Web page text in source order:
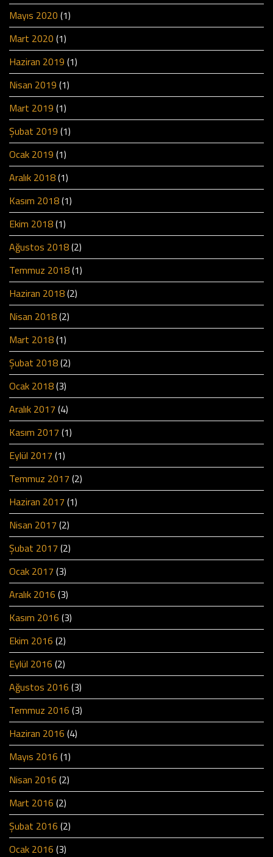
Mayıs 2020 (1)
Mart 2020 (1)
Haziran 2019 (1)
Nisan 2019 (1)
Mart 2019 (1)
Şubat 2019 (1)
Ocak 2019 (1)
Aralık 2018(1)
Kasım 2018(1)
Ekim 2018(1)
Ağustos 2018(2)
Temmuz 2018(1)
Haziran 2018(2)
Nisan 2018(2)
Mart 2018(1)
Şubat 2018(2)
Ocak 2018(3)
Aralık 2017 (4)
Kasım 2017 (1)
Eylül 2017 (1)
Temmuz 2017 (2)
Haziran 2017 (1)
Nisan 2017 (2)
Şubat 2017 (2)
Ocak 2017 (3)
Aralık 2016 (3)
Kasım 2016 (3)
Ekim 2016 (2)
Eylül 2016 (2)
Ağustos 2016 (3)
Temmuz 2016 (3)
Haziran 2016 (4)
Mayıs 2016 (1)
Nisan 2016 (2)
Mart 2016 (2)
Şubat 2016 (2)
Ocak 2016 (3)